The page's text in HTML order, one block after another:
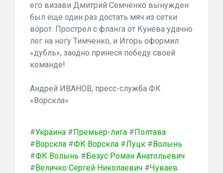
его визави Дмитрий Семченко вынужден
был еще один раз достать мяч из сетки
ворот. Прострел с фланга от Кунева удачно
лег на ногу Тимченко, и Игорь оформил
«дубль», заодно принеся победу своей
команде!
Андрей ИВАНОВ, пресс-служба ФК
«Ворскла»
#Украина #Премьер-лига #Полтава
#Ворскла #ФК Ворскла #Луцк #Волынь
#ФК Волынь #Безус Роман Анатольевич
#Величко Сергей Николаевич #Чуваев